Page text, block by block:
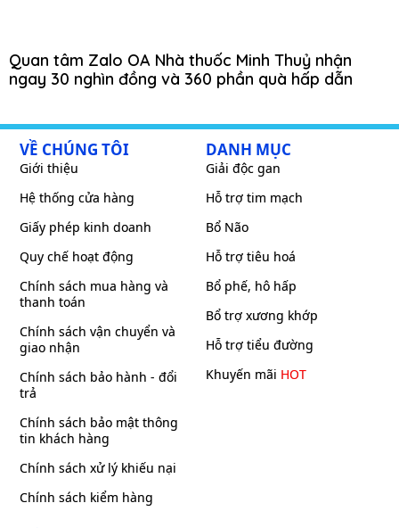
Quan tâm Zalo OA Nhà thuốc Minh Thuỷ nhận
ngay 30 nghìn đồng và 360 phần quà hấp dẫn
VỀ CHÚNG TÔI
Giới thiệu
Hệ thống cửa hàng
Giấy phép kinh doanh
Quy chế hoạt động
Chính sách mua hàng và
thanh toán
Chính sách vận chuyển và
giao nhận
Chính sách bảo hành - đổi
trả
Chính sách bảo mật thông
tin khách hàng
Chính sách xử lý khiếu nại
Chính sách kiểm hàng
DANH MỤC
Giải độc gan
Hỗ trợ tim mạch
Bổ Não
Hỗ trợ tiêu hoá
Bổ phế, hô hấp
Bổ trợ xương khớp
Hỗ trợ tiểu đường
Khuyến mãi HOT